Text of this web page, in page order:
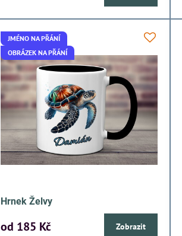
JMÉNO NA PŘÁNÍ
OBRÁZEK NA PŘÁNÍ
Hrnek Želvy
od 185 Kč Zobrazit